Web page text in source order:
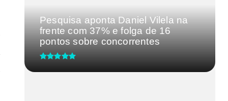
Pesquisa aponta Daniel Vilela na
frente com 37% e folga de 16
pontos sobre concorrentes